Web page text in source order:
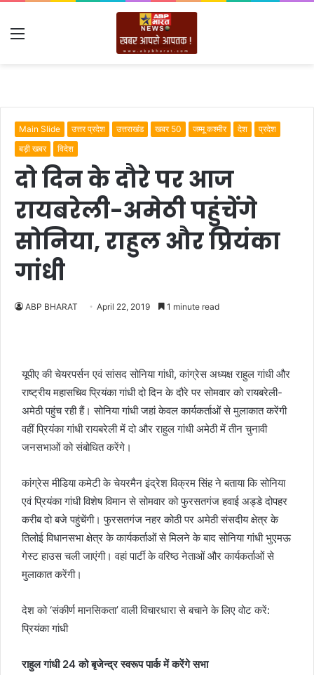
Menu
Main Slide उत्तर प्रदेश उत्तराखंड खबर 50 जम्मू कश्मीर देश
प्रदेश
बड़ी खबर
विदेश
दो दिन के दौरे पर आज
रायबरेली-अमेठी पहुंचेंगे
सोनिया, राहुल और प्रियंका
गांधी
ABP BHARAT April 22, 2019 1 minute read
यूपीए की चेयरपर्सन एवं सांसद सोनिया गांधी, कांग्रेस अध्यक्ष राहुल गांधी और
राष्ट्रीय महासचिव प्रियंका गांधी दो दिन के दौरे पर सोमवार को रायबरेली-
अमेठी पहुंच रही हैं। सोनिया गांधी जहां केवल कार्यकर्ताओं से मुलाकात करेंगी
वहीं प्रियंका गांधी रायबरेली में दो और राहुल गांधी अमेठी में तीन चुनावी
जनसभाओं को संबोधित करेंगे।
कांग्रेस मीडिया कमेटी के चेयरमैन इंद्रेश विक्रम सिंह ने बताया कि सोनिया
एवं प्रियंका गांधी विशेष विमान से सोमवार को फुरसतगंज हवाई अड्डे दोपहर
करीब दो बजे पहुंचेंगी। फुरसतगंज नहर कोठी पर अमेठी संसदीय क्षेत्र के
तिलोई विधानसभा क्षेत्र के कार्यकर्ताओं से मिलने के बाद सोनिया गांधी भुएमऊ
गेस्ट हाउस चली जाएंगी। वहां पार्टी के वरिष्ठ नेताओं और कार्यकर्ताओं से
मुलाकात करेंगी।
देश को ‘संकीर्ण मानसिकता’ वाली विचारधारा से बचाने के लिए वोट करें:
प्रियंका गांधी
राहुल गांधी 24 को बृजेन्द्र स्वरूप पार्क में करेंगे सभा